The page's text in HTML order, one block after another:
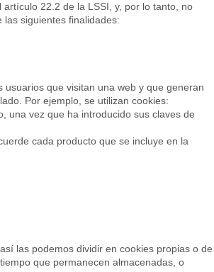
22.2 de la LSSI, y, por lo tanto, no
siguientes finalidades:
que visitan una web y que generan
Por ejemplo, se utilizan cookies:
una vez que ha introducido sus claves de
cada producto que se incluye en la
las podemos dividir en cookies propias o de
que permanecen almacenadas, o